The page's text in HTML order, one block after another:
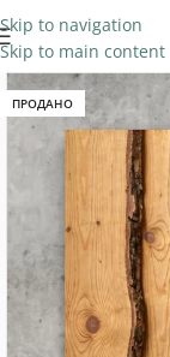
Skip to navigation
Skip to main content
ПРОДАНО